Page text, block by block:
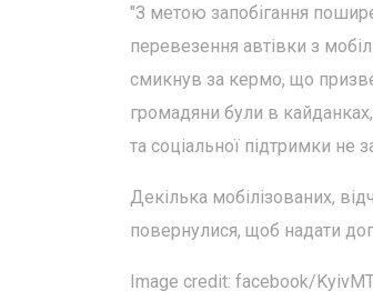
"З метою запобігання
перевезення автівки з
смикнув за кермо, що
громадяни були в
та соціальної підтримки не
Декілька мобілізованих,
повернулися, щоб надати
Image credit: facebook/